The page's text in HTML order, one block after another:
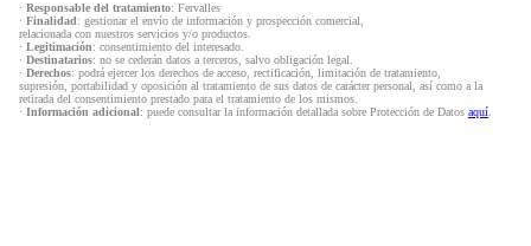
· Responsable del tratamiento: Fervalles
· Finalidad: gestionar el envío de información y prospección comercial,
relacionada con nuestros servicios y/o productos.
· Legitimación: consentimiento del interesado.
· Destinatarios: no se cederán datos a terceros, salvo obligación legal.
· Derechos: podrá ejercer los derechos de acceso, rectificación, limitación de tratamiento,
supresión, portabilidad y oposición al tratamiento de sus datos de carácter personal, así como a la
retirada del consentimiento prestado para el tratamiento de los mismos.
· Información adicional: puede consultar la información detallada sobre Protección de Datos aquí.